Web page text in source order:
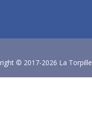
© 2017-2026 La Torpille